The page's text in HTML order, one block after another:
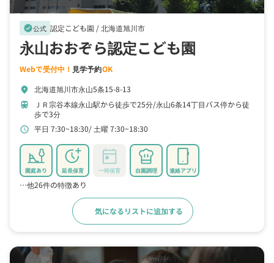
verified公式 認定こども園 /北海道旭川市
永山おおぞら認定こども園
Webで受付中！ 見学予約OK
location_on 北海道旭川市永山5条15-8-13
train ＪＲ宗谷本線永山駅から徒歩で25分 永山6条14丁目バス停から徒
歩で3分
schedule 平日 7:30~18:30 土曜 7:30~18:30
園庭あり 延長保育 一時保育 自園調理 連絡アプリ
…他26件の特徴あり
気になるリストに追加する